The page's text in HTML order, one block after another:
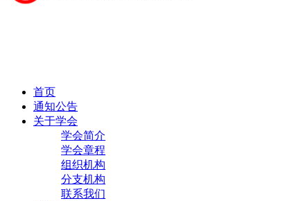
首页
通知公告
关于学会
学会简介
学会章程
组织机构
分支机构
联系我们